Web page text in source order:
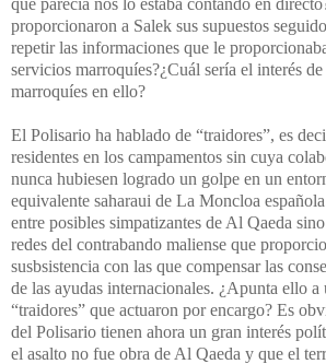
que parecía nos lo estaba contando en
proporcionaron a Salek sus supuestos
repetir las informaciones que le
servicios marroquíes?¿Cuál sería el interés
marroquíes en ello?
El Polisario ha hablado de “traidores”, es
residentes en los campamentos sin cuya
nunca hubiesen logrado un golpe en un
equivalente saharaui de La Moncloa
entre posibles simpatizantes de Al Qaeda
redes del contrabando maliense que
susbsistencia con las que compensar las
de las ayudas internacionales. ¿Apunta ello a
“traidores” que actuaron por encargo? Es
del Polisario tienen ahora un gran interés
el asalto no fue obra de Al Qaeda y que el